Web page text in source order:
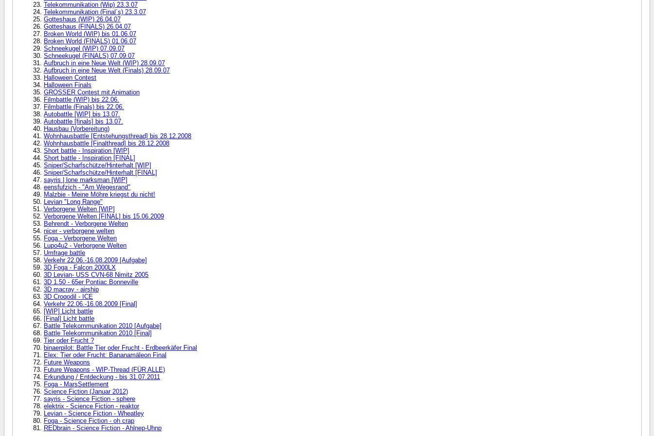
Telekommunikation (Wip) 23.3.07
Telekommunikation (Final´s) 23.3.07
Gotteshaus (WIP) 26.04.07
Gotteshaus (FINALS) 26.04.07
Broken World (WIP) bis 01.06.07
Broken World (FINALS) 01.06.07
Schneekugel (WIP) 07.09.07
Schneekugel (FINALS) 07.09.07
Aufbruch in eine Neue Welt (WIP) 28.09.07
Aufbruch in eine Neue Welt (Finals) 28.09.07
Halloween Contest
Halloween Finals
GROSSER Contest mit Animation
Filmbattle (WIP) bis 22.06.
Filmbattle (Finals) bis 22.06.
Autobattle [WIP] bis 13.07.
Autobattle [finals] bis 13.07.
Hausbau (Vorbereitung)
Wohnhausbattle [Entstehungsthread] bis 28.12.2008
Wohnhausbattle [Finalthread] bis 28.12.2008
Short battle - Inspiration [WIP]
Short battle - Inspiration [FINAL]
Sniper/Scharfschütze/Hinterhalt [WIP]
Sniper/Scharfschütze/Hinterhalt [FINAL]
sayris | lone marksman [WIP]
eensfufzich - "Am Wegesrand"
Malzbie - Meine Möhre kriegst du nicht!
Levian "Long Range"
Verborgene Welten [WIP]
Verborgene Welten [FINAL] bis 15.06.2009
Behrendt - Verborgene Welten
nicer - verborgene welten
Foga - Verborgene Welten
Lupo4u2 - Verborgene Welten
Umfrage battle
Verkehr 22.06.-16.08.2009 [Aufgabe]
3D Foga - Falcon 2000LX
3D Levian- USS CVN-68 Nimitz 2005
3D 1.50 - 65er Pontiac Bonneville
3D macray - airship
3D Croqodil - ICE
Verkehr 22.06.-16.08.2009 [Final]
[WIP] Licht battle
[Final] Licht battle
Battle Telekommunikation 2010 [Aufgabe]
Battle Telekommunikation 2010 [Final]
Tier oder Frucht ?
binaerpilot: Battle Tier oder Frucht - Erdbeerkäfer Final
Elex: Tier oder Frucht: Bananamäleon Final
Future Weapons
Future Weapons - WIP-Thread (FÜR ALLE)
Erkundung / Entdeckung - bis 31.07.2011
Foga - MarsSettlement
Science Fiction (Januar 2012)
sayris - Science Fiction - sphere
elektrix - Science Fiction - reaktor
Levian - Science Fiction - Wheatley
Foga - Science Fiction - oh crap
REDbrain - Science Fiction - Ahlnep-Uhnp